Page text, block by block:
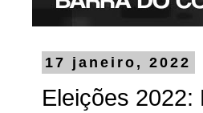
17 janeiro, 2022
Eleições 2022: